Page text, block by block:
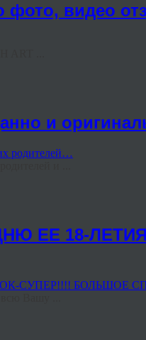
фото, видео
и
ЕЕ 18-